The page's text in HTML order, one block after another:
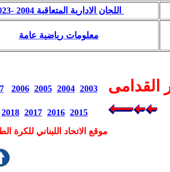
اللجان الادارية المتعاقبة 2004 -
معلومات رياضية عامة
القدامى 2003
2004
2005
2006
2015
2016
2017
2018
موقع الاتحاد اللبناني للكرة